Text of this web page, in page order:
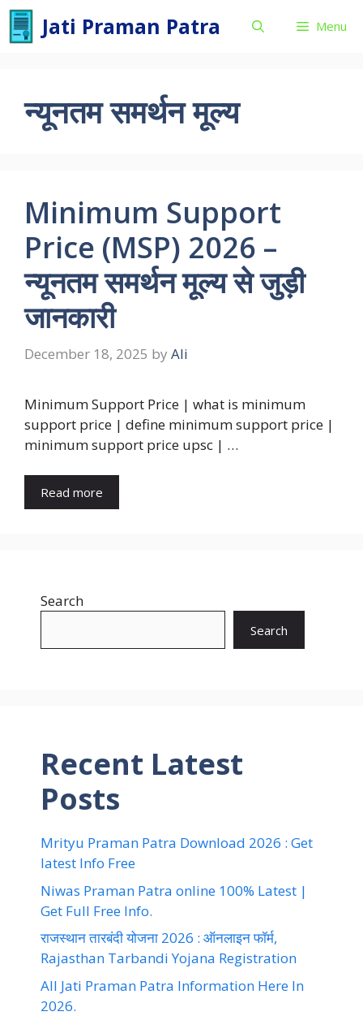
Skip
content
Jati Praman Patra Menu
न्यूनतम समर्थन मूल्य
Minimum Support
Price (MSP) 2026 –
न्यूनतम समर्थन मूल्य से जुड़ी
जानकारी
December 18, 2025 by Ali
Minimum Support Price | what is minimum
support price | define minimum support price |
minimum support price upsc | …
Read more
Search
Search
Recent Latest
Posts
Mrityu Praman Patra Download 2026 : Get
latest Info Free
Niwas Praman Patra online 100% Latest |
Get Full Free Info.
राजस्थान तारबंदी योजना 2026 : ऑनलाइन फॉर्म,
Rajasthan Tarbandi Yojana Registration
All Jati Praman Patra Information Here In
2026.